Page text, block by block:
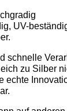
UV-
schnelle
zu Silber
echte